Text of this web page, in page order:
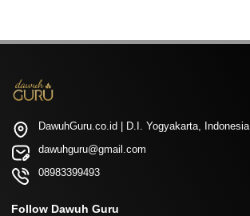
DawuhGuru.co.id | D.I. Yogyakarta, Indonesia
dawuhguru@gmail.com
08983399493
Follow Dawuh Guru